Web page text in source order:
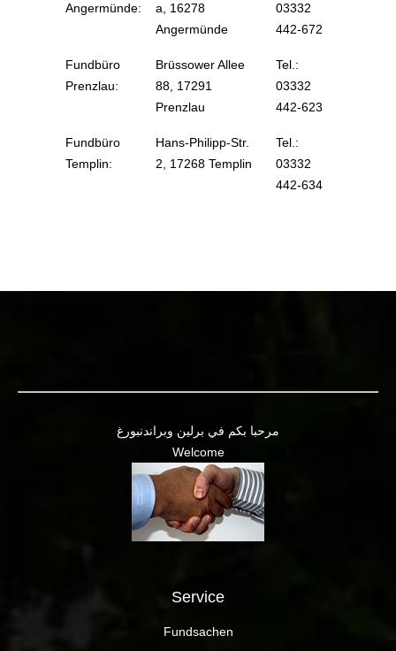
Angermünde:
a, 16278
Angermünde
03332
442-672
Fundbüro
Prenzlau:
Brüssower Allee
88, 17291
Prenzlau
Tel.:
03332
442-623
Fundbüro
Templin:
Hans-Philipp-Str.
2, 17268 Templin
Tel.:
03332
442-634
مرحبا بكم في برلين وبراندنبورغ
Welcome
Service
Fundsachen